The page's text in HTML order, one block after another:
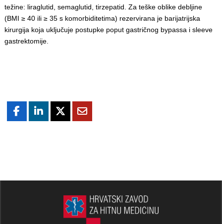
težine: liraglutid, semaglutid, tirzepatid. Za teške oblike debljine
(BMI ≥ 40 ili ≥ 35 s komorbiditetima) rezervirana je barijatrijska
kirurgija koja uključuje postupke poput gastričnog bypassa i sleeve
gastrektomije.